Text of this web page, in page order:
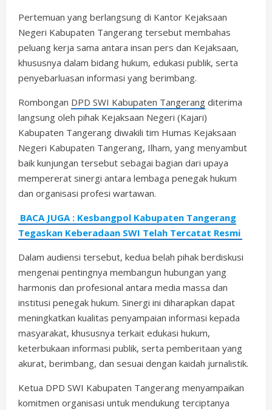
Pertemuan yang berlangsung di Kantor Kejaksaan
Negeri Kabupaten Tangerang tersebut membahas
peluang kerja sama antara insan pers dan Kejaksaan,
khususnya dalam bidang hukum, edukasi publik, serta
penyebarluasan informasi yang berimbang.
Rombongan DPD SWI Kabupaten Tangerang diterima
langsung oleh pihak Kejaksaan Negeri (Kajari)
Kabupaten Tangerang diwakili tim Humas Kejaksaan
Negeri Kabupaten Tangerang, Ilham, yang menyambut
baik kunjungan tersebut sebagai bagian dari upaya
mempererat sinergi antara lembaga penegak hukum
dan organisasi profesi wartawan.
BACA JUGA : Kesbangpol Kabupaten Tangerang
Tegaskan Keberadaan SWI Telah Tercatat Resmi
Dalam audiensi tersebut, kedua belah pihak berdiskusi
mengenai pentingnya membangun hubungan yang
harmonis dan profesional antara media massa dan
institusi penegak hukum. Sinergi ini diharapkan dapat
meningkatkan kualitas penyampaian informasi kepada
masyarakat, khususnya terkait edukasi hukum,
keterbukaan informasi publik, serta pemberitaan yang
akurat, berimbang, dan sesuai dengan kaidah jurnalistik.
Ketua DPD SWI Kabupaten Tangerang menyampaikan
komitmen organisasi untuk mendukung terciptanya